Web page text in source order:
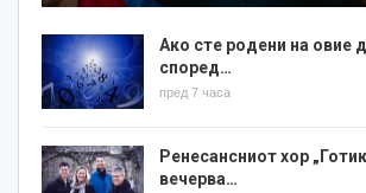
Ако сте родени на овие
според…
пред 7 часа
Ренесансниот хор
вечерва…